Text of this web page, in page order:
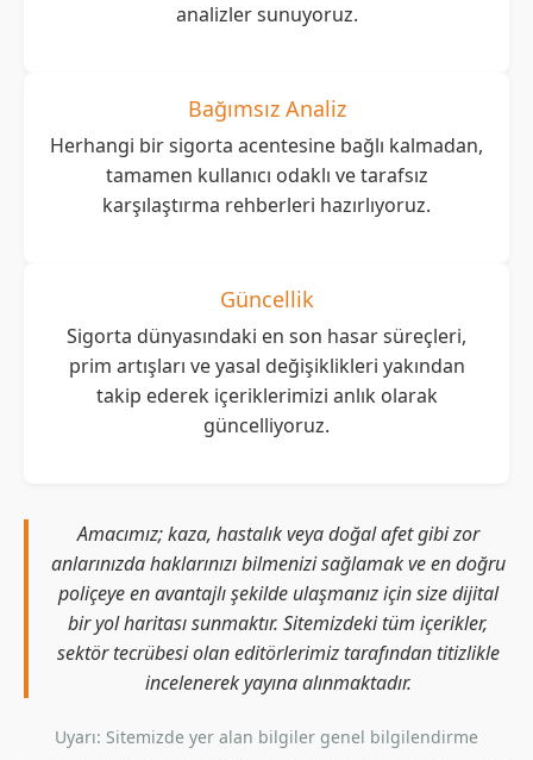
analizler sunuyoruz.
Bağımsız Analiz
Herhangi bir sigorta acentesine bağlı kalmadan,
tamamen kullanıcı odaklı ve tarafsız
karşılaştırma rehberleri hazırlıyoruz.
Güncellik
Sigorta dünyasındaki en son hasar süreçleri,
prim artışları ve yasal değişiklikleri yakından
takip ederek içeriklerimizi anlık olarak
güncelliyoruz.
Amacımız; kaza, hastalık veya doğal afet gibi zor
anlarınızda haklarınızı bilmenizi sağlamak ve en doğru
poliçeye en avantajlı şekilde ulaşmanız için size dijital
bir yol haritası sunmaktır. Sitemizdeki tüm içerikler,
sektör tecrübesi olan editörlerimiz tarafından titizlikle
incelenerek yayına alınmaktadır.
Uyarı: Sitemizde yer alan bilgiler genel bilgilendirme